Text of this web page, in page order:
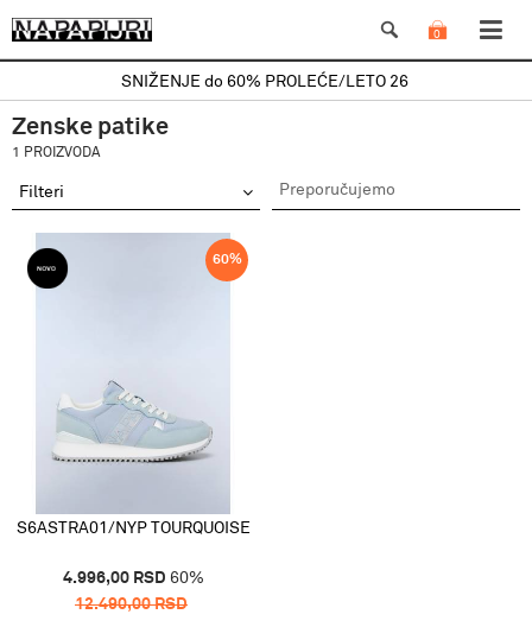
0
SNIŽENJE do 60% PROLEĆE/LETO 26
Filteri
Zenske patike
1 PROIZVODA
60%
S6ASTRA01/NYP TOURQUOISE
4.996,00 RSD 60%
12.490,00RSD